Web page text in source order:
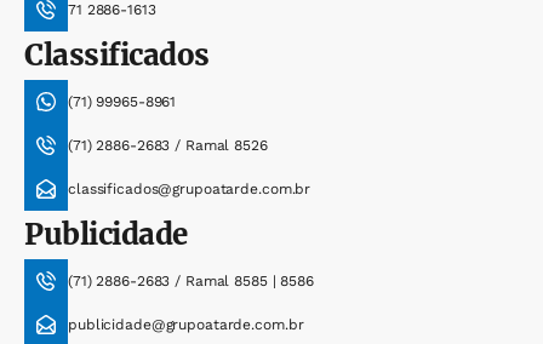
71 2886-1613
Classificados
(71) 99965-8961
(71) 2886-2683 / Ramal 8526
classificados@grupoatarde.com.br
Publicidade
(71) 2886-2683 / Ramal 8585 | 8586
publicidade@grupoatarde.com.br